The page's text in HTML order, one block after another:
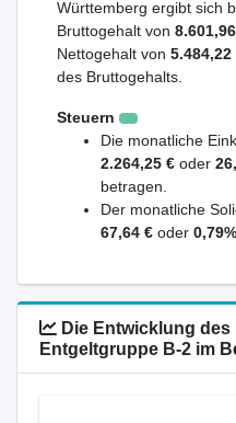
Württemberg ergibt sich
Bruttogehalt von
Nettogehalt von 5.484,22
des Bruttogehalts.
Steuern
Die monatliche
2.264,25 € oder
betragen.
Der monatliche
67,64 € oder 0,79%
Die Entwicklung
Entgeltgruppe B-2 im